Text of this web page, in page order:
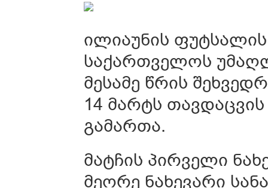
ილიაუნის
საქართველოს
მესამე წრის
14 მარტს
გამართა.
მატჩის პირველი
მეორე ნახევარი